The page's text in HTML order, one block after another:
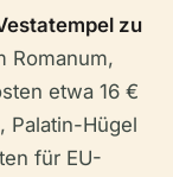
zu
Romanum,
etwa 16 €
Palatin-Hügel
für EU-